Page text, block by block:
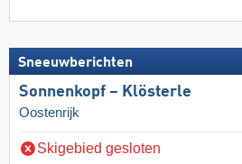
Sneeuwberichten
Sonnenkopf – Klösterle
Oostenrijk
Skigebied gesloten